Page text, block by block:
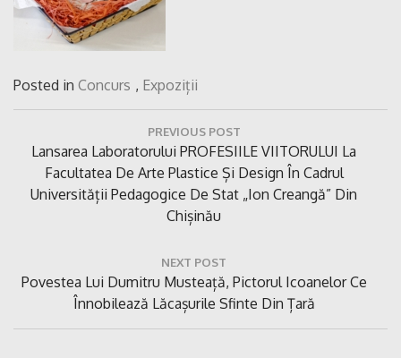
Posted in Concurs , Expoziții
articole
PREVIOUS POST
Previous
Post:
Lansarea Laboratorului PROFESIILE VIITORULUI La
Facultatea De Arte Plastice Și Design În Cadrul
Universității Pedagogice De Stat „Ion Creangă” Din
Chișinău
NEXT POST
Next
Povestea Lui Dumitru Musteață, Pictorul Icoanelor Ce
Înnobilează Lăcașurile Sfinte Din Țară